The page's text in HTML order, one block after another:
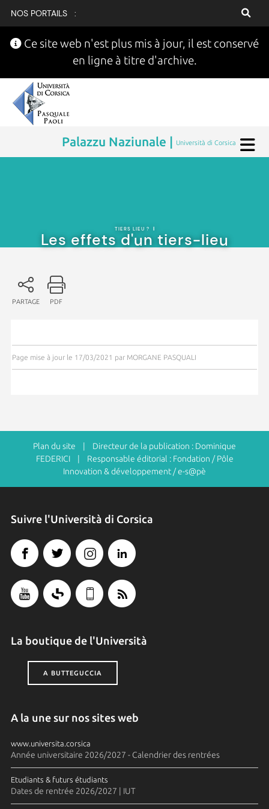
NOS PORTAILS :
Ce site web n'est plus mis à jour, il est conservé
en ligne à titre d'archive.
Palazzu Naziunale | Università di Corsica
TIERS LIEU ? |
Les effets d'un tiers-lieu
PARTAGE PDF
Page mise à jour le 17/03/2021 par MORGANE PASQUALI
Plan du site | Directeur de la publication : Dominique
FEDERICI | Responsable éditorial : Fondation / Pôle
Innovation & développement / e-s@pè
Suivre l'Università di Corsica
La boutique de l'Università
A BUTTEGUCCIA
A la une sur nos sites web
www.universita.corsica
Année universitaire 2026/2027 - Calendrier des rentrées
Etudiants & futurs étudiants
Dates de rentrée 2026/2027 | IUT